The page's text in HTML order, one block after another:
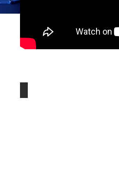
Classification des fibres